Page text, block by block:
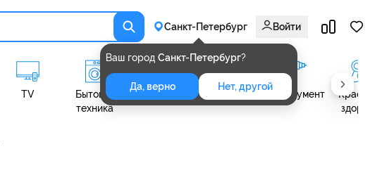
Санкт-Петербург Войти
TV
Бытовая
техника
Климат Авто мото Инструмент
Красота
Ваш город Санкт-Петербург?
Да, верно Нет, другой